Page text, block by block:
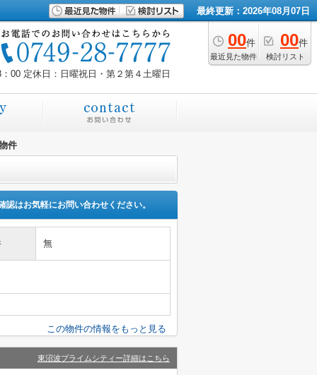
最終更新：2026年08月07日
00件
最近見た物件
00件
検討リスト
00 定休日：日曜祝日・第２第４土曜日
件
認はお気軽にお問い合わせください。
無
この物件の情報をもっと見る
東沼波プライムシティー詳細はこちら